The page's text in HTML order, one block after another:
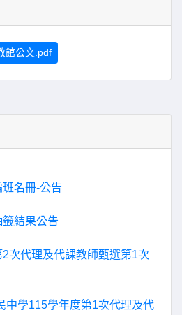
館公文.pdf
名冊-公告
結果公告
次代理及代課教師甄選第1次
中學115學年度第1次代理及代